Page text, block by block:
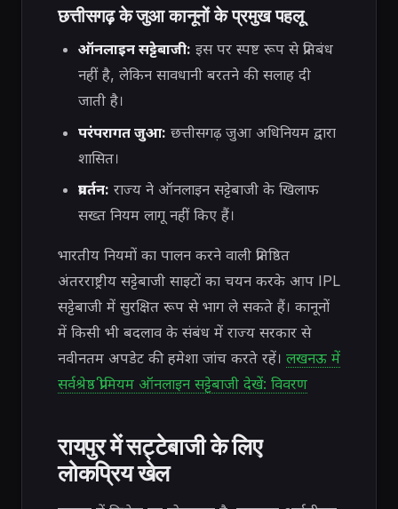
छत्तीसगढ़ के जुआ कानूनों के प्रमुख पहलू
ऑनलाइन सट्टेबाजी: इस पर स्पष्ट रूप से प्रतिबंध
नहीं है, लेकिन सावधानी बरतने की सलाह दी
जाती है।
परंपरागत जुआ: छत्तीसगढ़ जुआ अधिनियम द्वारा
शासित।
प्रवर्तन: राज्य ने ऑनलाइन सट्टेबाजी के खिलाफ
सख्त नियम लागू नहीं किए हैं।
भारतीय नियमों का पालन करने वाली प्रतिष्ठित
अंतरराष्ट्रीय सट्टेबाजी साइटों का चयन करके आप IPL
सट्टेबाजी में सुरक्षित रूप से भाग ले सकते हैं। कानूनों
में किसी भी बदलाव के संबंध में राज्य सरकार से
नवीनतम अपडेट की हमेशा जांच करते रहें। लखनऊ में
सर्वश्रेष्ठ प्रीमियम ऑनलाइन सट्टेबाजी देखें: विवरण
रायपुर में सट्टेबाजी के लिए
लोकप्रिय खेल